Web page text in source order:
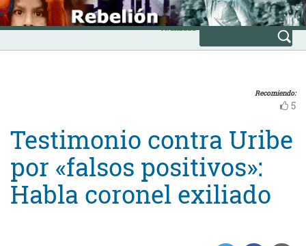
Skip
to
content
INICIO
Avanzada
Recomiendo:
5
Testimonio contra Uribe
por «falsos positivos»:
Habla coronel exiliado